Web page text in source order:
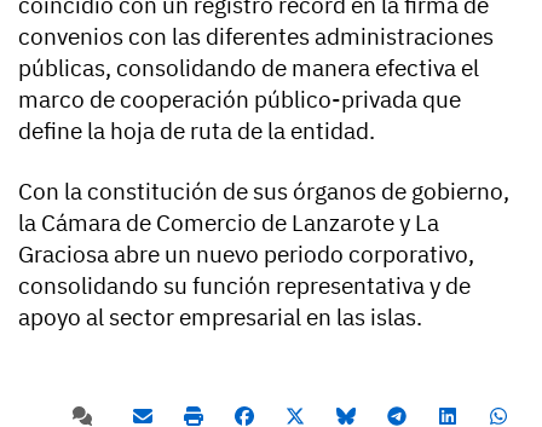
convenios con las diferentes administraciones
públicas, consolidando de manera efectiva el
marco de cooperación público-privada que
define la hoja de ruta de la entidad.
Con la constitución de sus órganos de gobierno,
la Cámara de Comercio de Lanzarote y La
Graciosa abre un nuevo periodo corporativo,
consolidando su función representativa y de
apoyo al sector empresarial en las islas.